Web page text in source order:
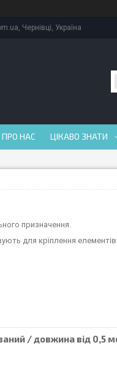
Чернівці, Україна
ПРО НАС ЦІКАВО ЗНАТИ
призначення.
для кріплення
/ довжина від 0,5